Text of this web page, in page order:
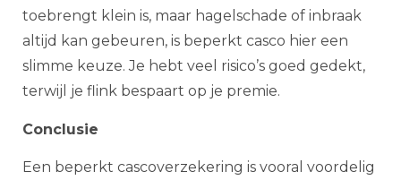
toebrengt klein is, maar hagelschade of inbraak
altijd kan gebeuren, is beperkt casco hier een
slimme keuze. Je hebt veel risico’s goed gedekt,
terwijl je flink bespaart op je premie.
Conclusie
Een beperkt cascoverzekering is vooral voordelig